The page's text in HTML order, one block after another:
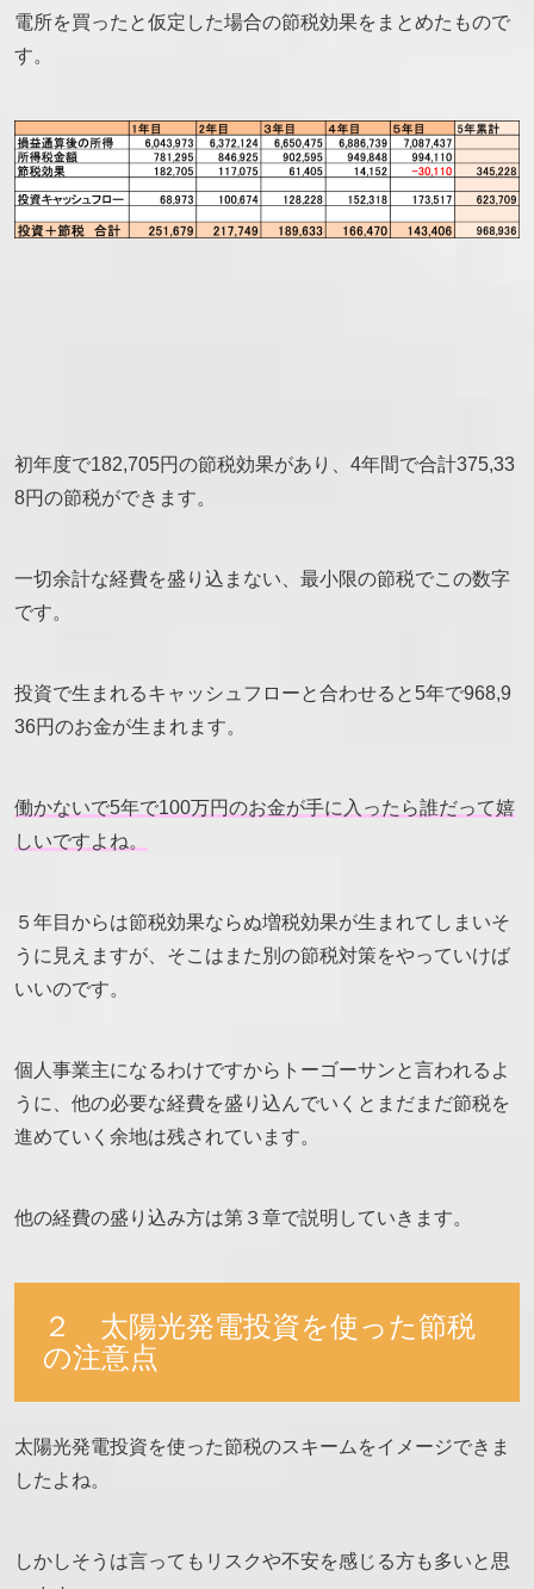
電所を買ったと仮定した場合の節税効果をまとめたもので
す。
初年度で182,705円の節税効果があり、4年間で合計375,33
8円の節税ができます。
一切余計な経費を盛り込まない、最小限の節税でこの数字
です。
投資で生まれるキャッシュフローと合わせると5年で968,9
36円のお金が生まれます。
働かないで5年で100万円のお金が手に入ったら誰だって嬉
しいですよね。
５年目からは節税効果ならぬ増税効果が生まれてしまいそ
うに見えますが、そこはまた別の節税対策をやっていけば
いいのです。
個人事業主になるわけですからトーゴーサンと言われるよ
うに、他の必要な経費を盛り込んでいくとまだまだ節税を
進めていく余地は残されています。
他の経費の盛り込み方は第３章で説明していきます。
２ 太陽光発電投資を使った節税
の注意点
太陽光発電投資を使った節税のスキームをイメージできま
したよね。
しかしそうは言ってもリスクや不安を感じる方も多いと思